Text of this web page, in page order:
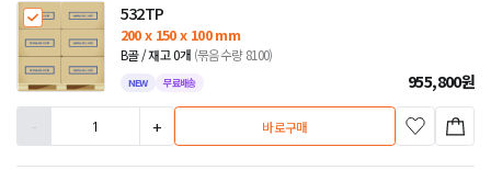
532TP
200 x 150 x 100 mm
B골 / 재고 0개 (묶음수량 8100)
NEW 무료배송 955,800원
-
+ 바로구매